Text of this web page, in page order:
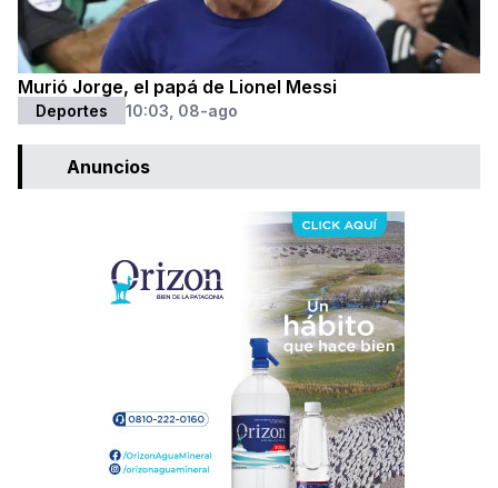
Murió Jorge, el papá de Lionel Messi
Deportes 10:03, 08-ago
Anuncios